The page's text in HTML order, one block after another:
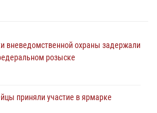
вневедомственной охраны задержали
розыске
приняли участие в ярмарке